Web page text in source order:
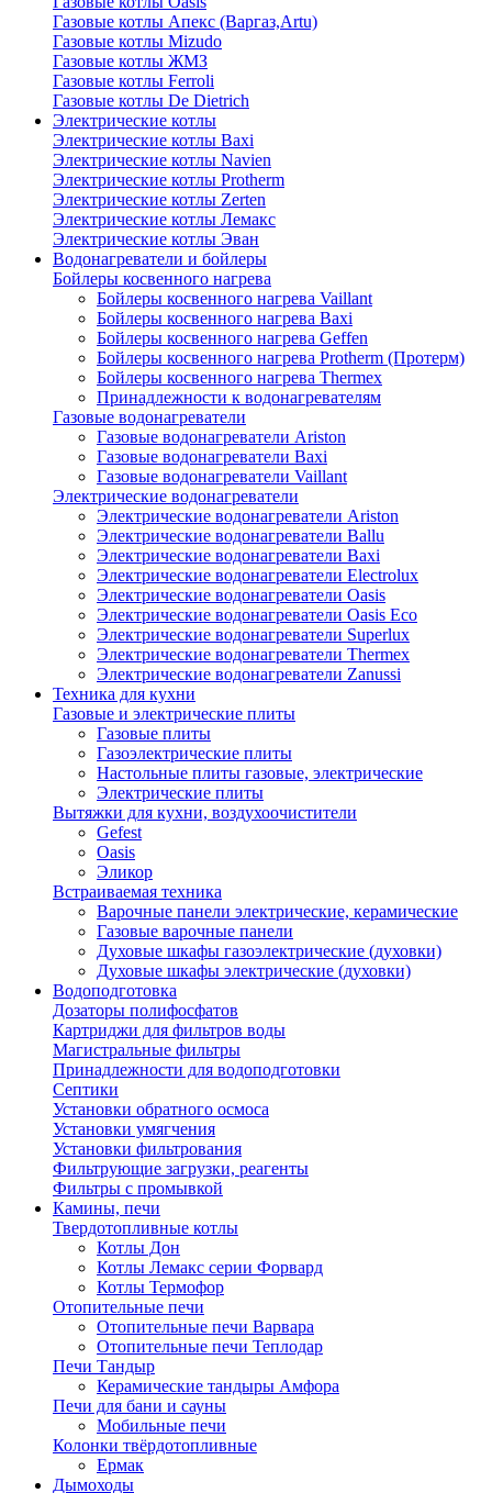
Газовые котлы Апекс (Варгаз,Artu)
Газовые котлы Mizudo
Газовые котлы ЖМЗ
Газовые котлы Ferroli
Газовые котлы De Dietrich
Электрические котлы
Электрические котлы Baxi
Электрические котлы Navien
Электрические котлы Protherm
Электрические котлы Zerten
Электрические котлы Лемакс
Электрические котлы Эван
Водонагреватели и бойлеры
Бойлеры косвенного нагрева
Бойлеры косвенного нагрева Vaillant
Бойлеры косвенного нагрева Baxi
Бойлеры косвенного нагрева Geffen
Бойлеры косвенного нагрева Protherm (Протерм)
Бойлеры косвенного нагрева Thermex
Принадлежности к водонагревателям
Газовые водонагреватели
Газовые водонагреватели Ariston
Газовые водонагреватели Baxi
Газовые водонагреватели Vaillant
Электрические водонагреватели
Электрические водонагреватели Ariston
Электрические водонагреватели Ballu
Электрические водонагреватели Baxi
Электрические водонагреватели Electrolux
Электрические водонагреватели Oasis
Электрические водонагреватели Oasis Eco
Электрические водонагреватели Superlux
Электрические водонагреватели Thermex
Электрические водонагреватели Zanussi
Техника для кухни
Газовые и электрические плиты
Газовые плиты
Газоэлектрические плиты
Настольные плиты газовые, электрические
Электрические плиты
Вытяжки для кухни, воздухоочистители
Gefest
Oasis
Эликор
Встраиваемая техника
Варочные панели электрические, керамические
Газовые варочные панели
Духовые шкафы газоэлектрические (духовки)
Духовые шкафы электрические (духовки)
Водоподготовка
Дозаторы полифосфатов
Картриджи для фильтров воды
Магистральные фильтры
Принадлежности для водоподготовки
Септики
Установки обратного осмоса
Установки умягчения
Установки фильтрования
Фильтрующие загрузки, реагенты
Фильтры с промывкой
Камины, печи
Твердотопливные котлы
Котлы Дон
Котлы Лемакс серии Форвард
Котлы Термофор
Отопительные печи
Отопительные печи Варвара
Отопительные печи Теплодар
Печи Тандыр
Керамические тандыры Амфора
Печи для бани и сауны
Мобильные печи
Колонки твёрдотопливные
Ермак
Дымоходы